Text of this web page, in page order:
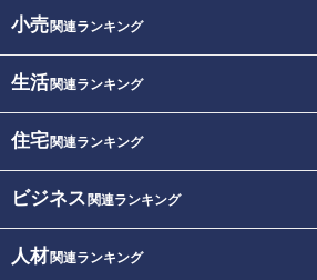
小売関連ランキング
生活関連ランキング
住宅関連ランキング
ビジネス 関連ランキング
人材関連ランキング